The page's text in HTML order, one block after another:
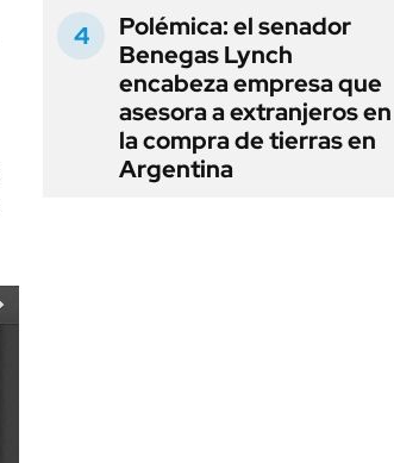
Polémica: el senador
Benegas Lynch
encabeza empresa que
asesora a extranjeros en
la compra de tierras en
Argentina